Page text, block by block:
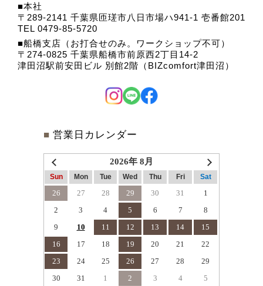
本社
〒289-2141 千葉県匝瑳市八日市場ハ941-1 壱番館201
TEL 0479-85-5720
船橋支店（お打合せのみ。ワークショップ不可）
〒274-0825 千葉県船橋市前原西2丁目14-2
津田沼駅前安田ビル 別館2階（BIZcomfort津田沼）
■ 営業日カレンダー
2026年 8月
Sun Mon Tue Wed Thu Fri Sat
26 27 28 29 30 31
1
2
3 4 5 6 7
8
9
10 11 12 13 14
15
16
17 18 19 20 21
22
23
24 25 26 27 28
29
30
31 1 2 3 4 5